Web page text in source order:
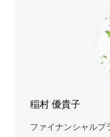
稲村 優貴子
ファイナンシャルプ